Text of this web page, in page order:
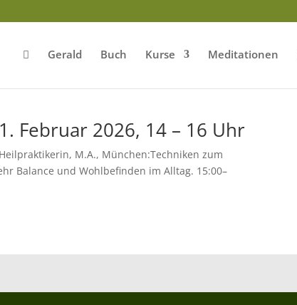
Gerald Buch Kurse Meditationen
Februar 2026, 14 – 16 Uhr
M.A., München:Techniken zum
Balance und Wohlbefinden im Alltag. 15:00–